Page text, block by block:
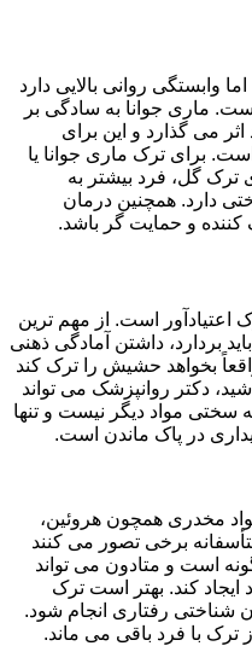
وابستگی روانی بالایی دارد
ماری جوانا به سادگی بر
می گذارد و این برای
برای ترک ماری جوانا یا
ترک گل، فرد بیشتر به
دارد. همچنین درمان
کننده و حمایت گر باشد.
اعتیادآور است. از مهم ترین
بردارد، داشتن آمادگی ذهنی
بخواهد حشیش را ترک کند
دکتر روانپزشک می تواند
سختی مواد دیگر نیست و تنها
در پاک ماندن است.
مخدری همچون هروئین،
برخی تصور می کنند
است و متادون می تواند
ایجاد کند. بهتر است ترک
شناختی رفتاری انجام شود.
ترک با فرد باقی می ماند.